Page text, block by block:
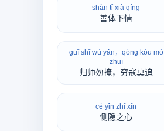
shàn tǐ xià qíng
善体下情
guī shī wù yǎn，qóng kòu mò
zhuī
归师勿掩，穷寇莫追
cè yǐn zhī xīn
恻隐之心